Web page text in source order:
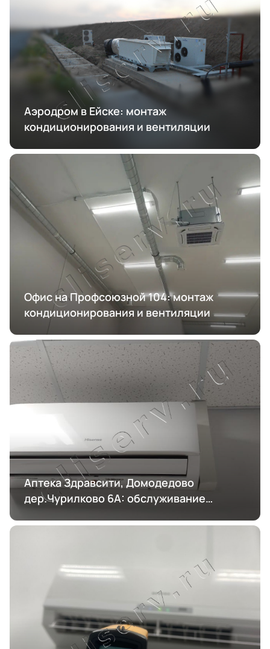
Аэродром в Ейске: монтаж
кондиционирования и вентиляции
Офис на Профсоюзной 104: монтаж
кондиционирования и вентиляции
Аптека Здравсити, Домодедово
дер.Чурилково 6А: обслуживание